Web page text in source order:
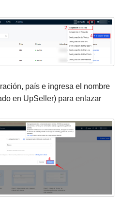
país e ingresa el nombre
en UpSeller) para enlazar